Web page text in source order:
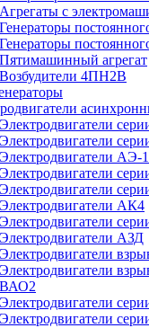
Агрегаты с
Генераторы
Генераторы
Пятимашинный агрегат
Возбудители 4ПН2В
Электродвигатели
Электродвигатели
Электродвигатели АЭ-
Электродвигатели
Электродвигатели
Электродвигатели АК4
Электродвигатели
Электродвигатели АЗД
Электродвигатели
Электродвигатели
ВАО2
Электродвигатели
Электродвигатели